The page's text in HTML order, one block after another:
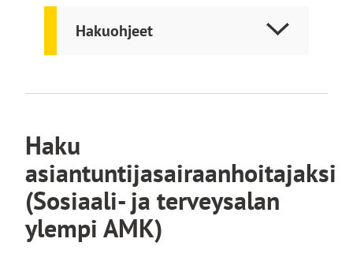
Hakuohjeet
Haku
asiantuntijasairaanhoitajaksi
(Sosiaali- ja terveysalan
ylempi AMK)